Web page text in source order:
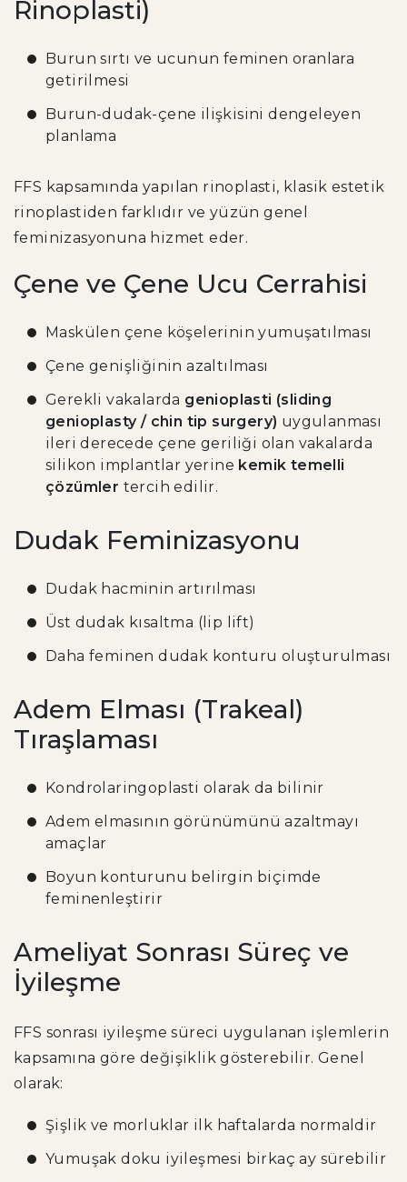
Rinoplasti)
Burun sırtı ve ucunun feminen oranlara
getirilmesi
Burun-dudak-çene ilişkisini dengeleyen
planlama
FFS kapsamında yapılan rinoplasti, klasik estetik
rinoplastiden farklıdır ve yüzün genel
feminizasyonuna hizmet eder.
Çene ve Çene Ucu Cerrahisi
Maskülen çene köşelerinin yumuşatılması
Çene genişliğinin azaltılması
Gerekli vakalarda genioplasti (sliding
genioplasty / chin tip surgery) uygulanması
ileri derecede çene geriliği olan vakalarda
silikon implantlar yerine kemik temelli
çözümler tercih edilir.
Dudak Feminizasyonu
Dudak hacminin artırılması
Üst dudak kısaltma (lip lift)
Daha feminen dudak konturu oluşturulması
Adem Elması (Trakeal)
Tıraşlaması
Kondrolaringoplasti olarak da bilinir
Adem elmasının görünümünü azaltmayı
amaçlar
Boyun konturunu belirgin biçimde
feminenleştirir
Ameliyat Sonrası Süreç ve
İyileşme
FFS sonrası iyileşme süreci uygulanan işlemlerin
kapsamına göre değişiklik gösterebilir. Genel
olarak:
Şişlik ve morluklar ilk haftalarda normaldir
Yumuşak doku iyileşmesi birkaç ay sürebilir